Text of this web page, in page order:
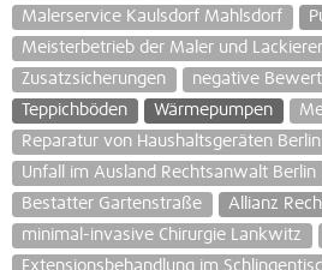
Malerservice Kaulsdorf Mahlsdorf
Meisterbetrieb der Maler und
Zusatzsicherungen
negative
Teppichböden
Wärmepumpen
Reparatur von Haushaltsgeräten Berlin
Unfall im Ausland Rechtsanwalt Berlin
Bestatter Gartenstraße
Allianz
minimal-invasive Chirurgie Lankwitz
Extensionsbehandlung im